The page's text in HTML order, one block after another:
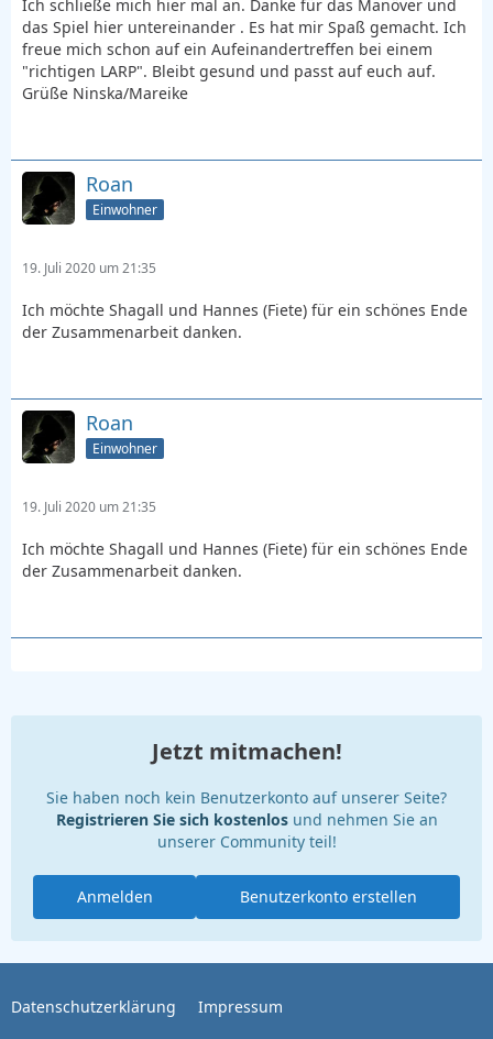
Ich schließe mich hier mal an. Danke für das Manöver und
das Spiel hier untereinander . Es hat mir Spaß gemacht. Ich
freue mich schon auf ein Aufeinandertreffen bei einem
"richtigen LARP". Bleibt gesund und passt auf euch auf.
Grüße Ninska/Mareike
Roan
Einwohner
19. Juli 2020 um 21:35
Ich möchte Shagall und Hannes (Fiete) für ein schönes Ende
der Zusammenarbeit danken.
Roan
Einwohner
19. Juli 2020 um 21:35
Ich möchte Shagall und Hannes (Fiete) für ein schönes Ende
der Zusammenarbeit danken.
Jetzt mitmachen!
Sie haben noch kein Benutzerkonto auf unserer Seite?
Registrieren Sie sich kostenlosund nehmen Sie an
unserer Community teil!
Benutzerkonto erstellen
Anmelden
Datenschutzerklärung Impressum